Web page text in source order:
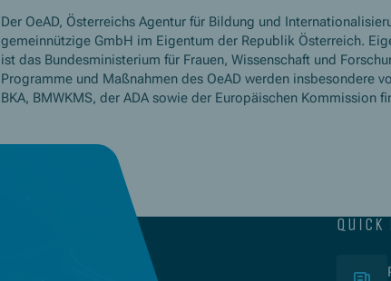
Der OeAD, Österreichs Agentur für Bildung und
gemeinnützige GmbH im Eigentum der Republik Österreich.
ist das Bundesministerium für Frauen, Wissenschaft und
Programme und Maßnahmen des OeAD werden insbesondere
BKA, BMWKMS, der ADA sowie der Europäischen Kommission
quick